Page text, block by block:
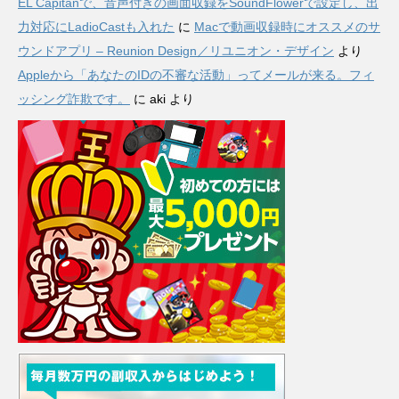
力対応にLadioCastも入れた に Macで動画収録時にオススメのサ
ウンドアプリ – Reunion Design／リユニオン・デザイン より
Appleから「あなたのIDの不審な活動」ってメールが来る。フィ
ッシング詐欺です。
に aki より